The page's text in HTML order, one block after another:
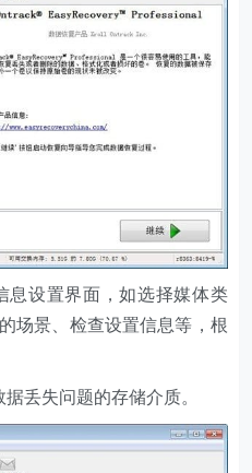
设置界面，如选择媒体类
场景、检查设置信息等，根
丢失问题的存储介质。